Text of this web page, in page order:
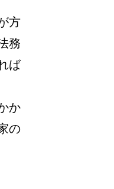
方
務
ば
か
の